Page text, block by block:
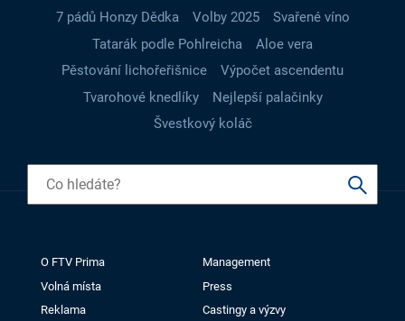
7 pádů Honzy Dědka
Volby 2025
Svařené víno
Tatarák podle Pohlreicha
Aloe vera
Pěstování lichořeřišnice
Výpočet ascendentu
Tvarohové knedlíky
Nejlepší palačinky
Švestkový koláč
O FTV Prima
Management
Volná místa
Press
Reklama
Castingy a výzvy